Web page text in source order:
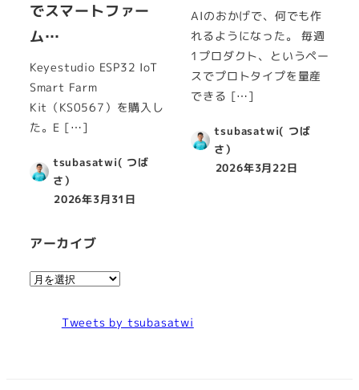
でスマートファー
ム…
Keyestudio ESP32 IoT
Smart Farm
Kit（KS0567）を購入し
た。E […]
tsubasatwi( つば
さ）
2026年3月31日
AIのおかげで、何でも作
れるようになった。 毎週
1プロダクト、というペー
スでプロトタイプを量産
できる […]
tsubasatwi( つば
さ）
2026年3月22日
アーカイブ
ア
Tweets by tsubasatwi